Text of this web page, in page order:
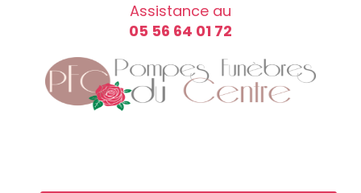
Assistance au
05 56 64 01 72